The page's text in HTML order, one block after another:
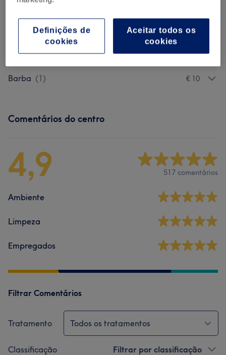
Corte Criança E Adolescentes 1) € 11
Corte Homem (4) desde € 8
Barba (1) € 10
Comentários do centro
4,9 517 comentários
Ambiente
Limpeza
Empregados
Filtrar Comentários
Tratamento Todos os tratamentos
Classificação Filtrar por classificação
Aceitar todos os
cookies
Definições de
cookies